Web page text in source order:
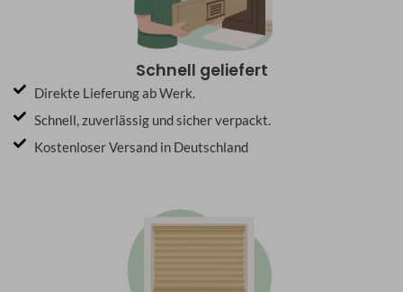
Schnell geliefert
Direkte Lieferung ab Werk.
Schnell, zuverlässig und sicher verpackt.
Kostenloser Versand in Deutschland